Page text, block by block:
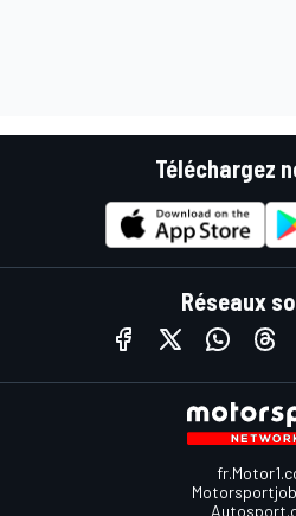
Téléchargez
Réseaux